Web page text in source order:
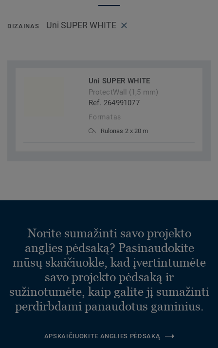
DIZAINAS Uni SUPER WHITE
Uni SUPER WHITE
ProtectWall (1,5 mm)
Ref. 264991077
Formatas
Rulonas 2 x 20 m
Norite sumažinti savo projekto
anglies pėdsaką? Pasinaudokite
mūsų skaičiuokle, kad įvertintumėte
savo projekto pėdsaką ir
sužinotumėte, kaip galite jį sumažinti
perdirbdami panaudotus gaminius.
APSKAIČIUOKITE ANGLIES PĖDSAKĄ